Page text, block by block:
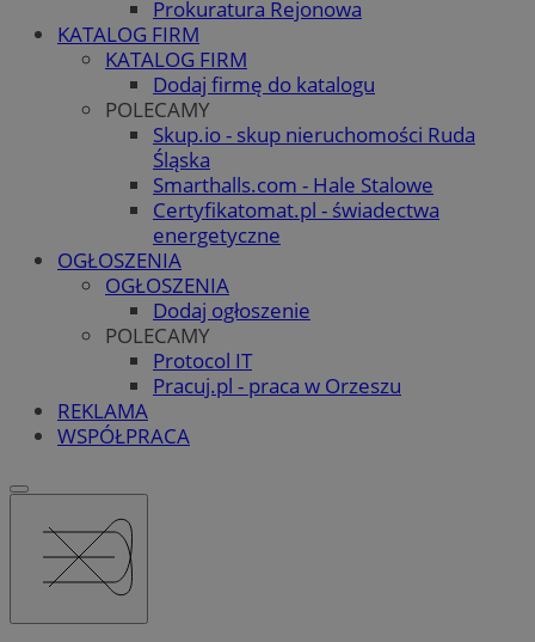
Prokuratura Rejonowa
KATALOG FIRM
KATALOG FIRM
Dodaj firmę do katalogu
POLECAMY
Skup.io - skup nieruchomości Ruda
Śląska
Smarthalls.com - Hale Stalowe
Certyfikatomat.pl - świadectwa
energetyczne
OGŁOSZENIA
OGŁOSZENIA
Dodaj ogłoszenie
POLECAMY
Protocol IT
Pracuj.pl - praca w Orzeszu
REKLAMA
WSPÓŁPRACA